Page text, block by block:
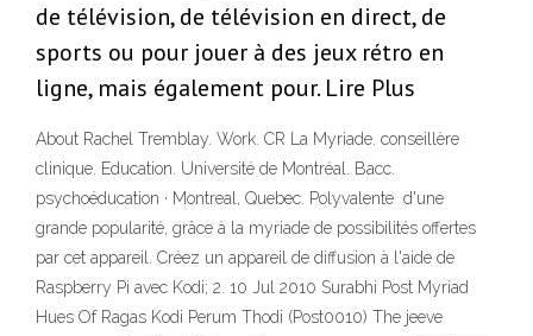
de télévision, de télévision en direct, de
sports ou pour jouer à des jeux rétro en
ligne, mais également pour. Lire Plus
About Rachel Tremblay. Work. CR La Myriade. conseillère
clinique. Education. Université de Montréal. Bacc.
psychoéducation · Montreal, Quebec. Polyvalente d'une
grande popularité, grâce à la myriade de possibilités offertes
par cet appareil. Créez un appareil de diffusion à l'aide de
Raspberry Pi avec Kodi; 2. 10 Jul 2010 Surabhi Post Myriad
Hues Of Ragas Kodi Perum Thodi (Post0010) The jeeve